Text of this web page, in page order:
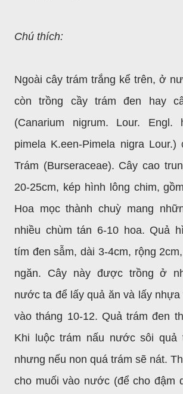
Chú thích:
Ngoài cây trám trắng kể trên, ở
còn trồng cầy trám đen hay
(Canarium nigrum. Lour. Engl.
pimela K.een-Pimela nigra Lour.)
Trám (Burseraceae). Cây cao
20-25cm, kép hình lông chim,
Hoa mọc thành chuỳ mang
nhiều chùm tán 6-10 hoa. Quả
tím đen sẫm, dài 3-4cm, rộng
ngăn. Cây này được trồng ở
nước ta để lấy quả ăn và lấy nhựa
vào tháng 10-12. Quả trám đen
Khi luộc trám nấu nước sôi quả
nhưng nếu non quá trám sẽ nát.
cho muối vào nước (để cho đậm